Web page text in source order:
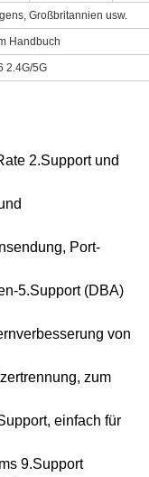
Großbritannien usw.
Handbuch
2.4G/5G
2.Support und
Port-
5.Support (DBA)
von
zum
einfach für
9.Support